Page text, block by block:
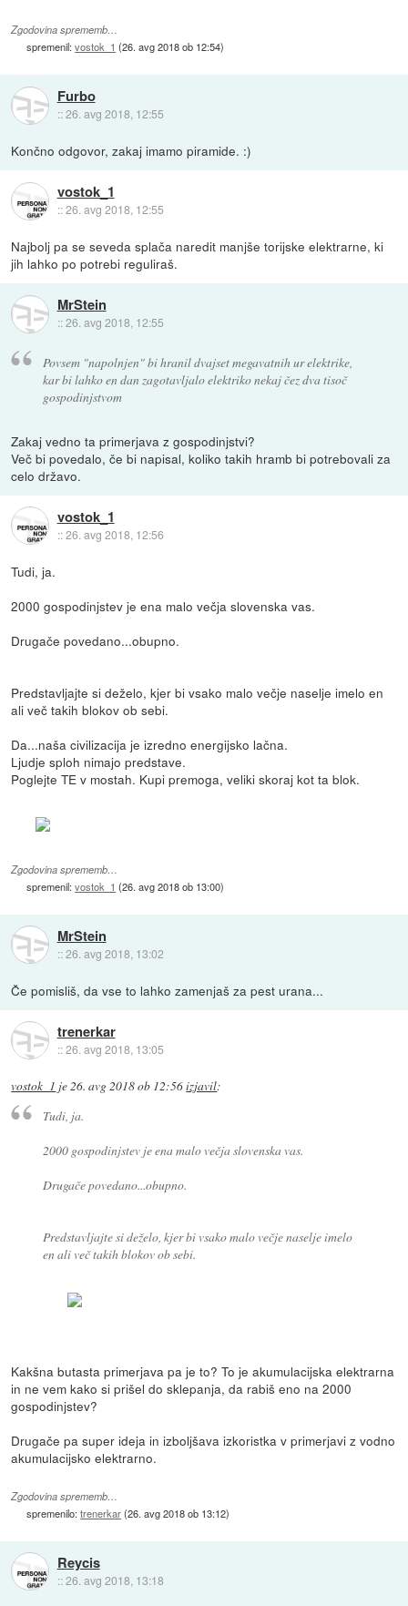
Zgodovina sprememb…
spremenil:vostok_1 (26. avg 2018 ob 12:54)
Furbo
::26. avg 2018, 12:55
Končno odgovor, zakaj imamo piramide. :)
vostok_1
::26. avg 2018, 12:55
Najbolj pa se seveda splača naredit manjše torijske elektrarne, ki
jih lahko po potrebi reguliraš.
MrStein
::26. avg 2018, 12:55
Povsem "napolnjen" bi hranil dvajset megavatnih ur elektrike,
kar bi lahko en dan zagotavljalo elektriko nekaj čez dva tisoč
gospodinjstvom
Zakaj vedno ta primerjava z gospodinjstvi?
Več bi povedalo, če bi napisal, koliko takih hramb bi potrebovali za
celo državo.
vostok_1
::26. avg 2018, 12:56
Tudi, ja.
2000 gospodinjstev je ena malo večja slovenska vas.
Drugače povedano...obupno.
Predstavljajte si deželo, kjer bi vsako malo večje naselje imelo en
ali več takih blokov ob sebi.
Da...naša civilizacija je izredno energijsko lačna.
Ljudje sploh nimajo predstave.
Poglejte TE v mostah. Kupi premoga, veliki skoraj kot ta blok.
Zgodovina sprememb…
spremenil:vostok_1 (26. avg 2018 ob 13:00)
MrStein
::26. avg 2018, 13:02
Če pomisliš, da vse to lahko zamenjaš za pest urana...
trenerkar
::26. avg 2018, 13:05
vostok_1 je26. avg 2018 ob 12:56izjavil:
Tudi, ja.
2000 gospodinjstev je ena malo večja slovenska vas.
Drugače povedano...obupno.
Predstavljajte si deželo, kjer bi vsako malo večje naselje imelo
en ali več takih blokov ob sebi.
Kakšna butasta primerjava pa je to? To je akumulacijska elektrarna
in ne vem kako si prišel do sklepanja, da rabiš eno na 2000
gospodinjstev?
Drugače pa super ideja in izboljšava izkoristka v primerjavi z vodno
akumulacijsko elektrarno.
Zgodovina sprememb…
spremenilo:trenerkar(26. avg 2018 ob 13:12)
Reycis
::26. avg 2018, 13:18